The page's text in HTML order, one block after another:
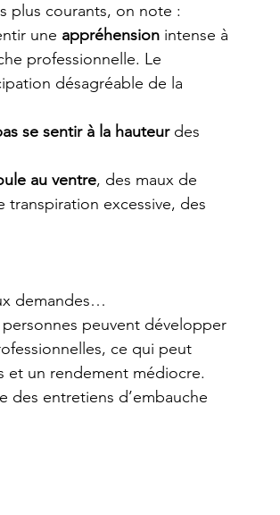
plus courants, on note :
une appréhension intense à
professionnelle. Le
désagréable de la
se sentir à la hauteur des
au ventre, des maux de
excessive, des
demandes…
peuvent développer
ce qui peut
et un rendement médiocre.
des entretiens d’embauche